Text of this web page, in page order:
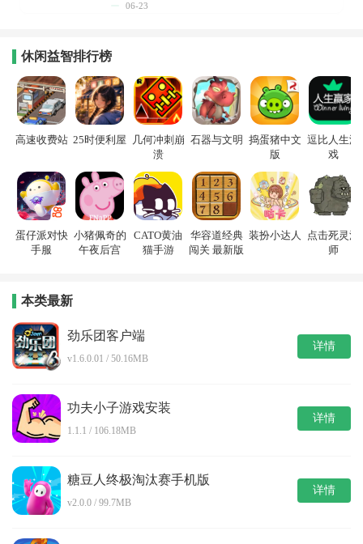
06-23
休闲益智排行榜
高速收费站 25时便利屋
几何冲刺崩
溃
石器与文明 捣蛋猪中文
版
逗比人生游
戏
蛋仔派对快
手服
小猪佩奇的
午夜后宫
CATO黄油
猫手游
华容道经典
闯关 最新版
装扮小达人
点击死灵法
师
本类最新
劲乐团客户端
v1.6.0.01 / 50.16MB
详情
功夫小子游戏安装
1.1.1 / 106.18MB
详情
糖豆人终极淘汰赛手机版
v2.0.0 / 99.7MB
详情